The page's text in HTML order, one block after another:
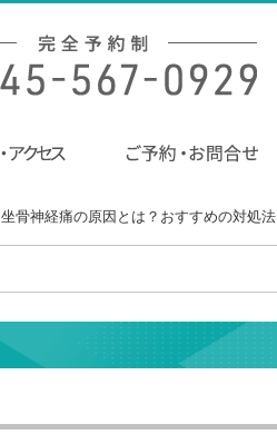
坐骨神経痛の原因とは？おすすめの対処法